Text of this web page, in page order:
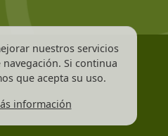
nuestros servicios
Si continua
que acepta su uso.
información